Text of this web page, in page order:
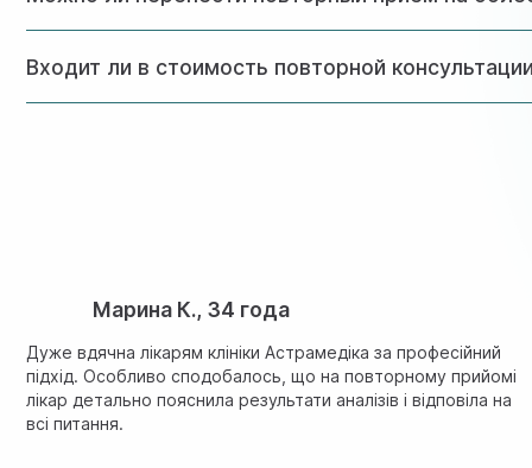
Входит ли в стоимость повторной
Марина К., 34 года
Дуже вдячна лікарям клініки Астрамедіка за професійний
підхід. Особливо сподобалось, що на повторному прийомі
лікар детально пояснила результати аналізів і відповіла на
всі питання.